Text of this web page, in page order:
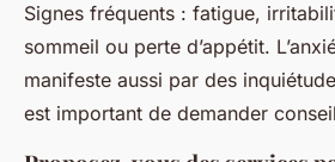
Signes fréquents : fatigue,
sommeil ou perte d’appétit.
manifeste aussi par des
est important de demander